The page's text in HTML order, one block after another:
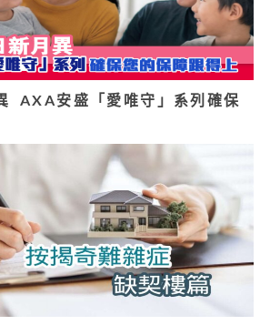
AXA安盛「愛唯守」系列確保